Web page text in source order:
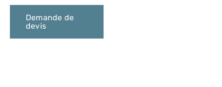
RECEVEURS DE DOUCHE
ROBINETTERIE
Demande de
devis